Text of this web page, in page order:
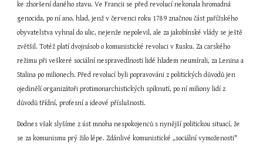
ke zhoršení daného stavu. Ve Francii se před revolucí nekonala hromadná
genocida, po ní ano, hlad, jenž v červenci roku 1789 značnou část pařížského
obyvatelstva vyhnal do ulic, nejenže nepolevil, ale za jakobínské vlády se ještě
zvětšil. Totéž platí dvojnásob o komunistické revoluci v Rusku. Za carského
režimu při veškeré sociální nespravedlnosti lidé hladem neumírali, za Lenina a
Stalina po milionech. Před revolucí byli popravováni z politických důvodů jen
ojedinělí organizátoři protimonarchistických spiknutí, po ní miliony lidí z
důvodů třídní, profesní a ideové příslušnosti.
Dodnes však slyšíme z úst mnoha nespokojenců s nynější politickou situací, že
se za komunismu prý žilo lépe. Zdánlivé komunistické „sociální vymoženosti"